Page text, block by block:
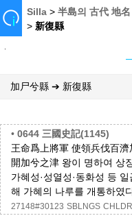
Silla >半島의 古代 地名
> 新復縣
加尸兮縣 ➔ 新復縣
• 0644 三國史記(1145)
王命爲上將軍 使領兵伐百濟
開加兮之津 왕이 명하여 상
가혜성·성열성·동화성 등
해 가혜의 나루를 개통하였
27148#30123 SBLNGS